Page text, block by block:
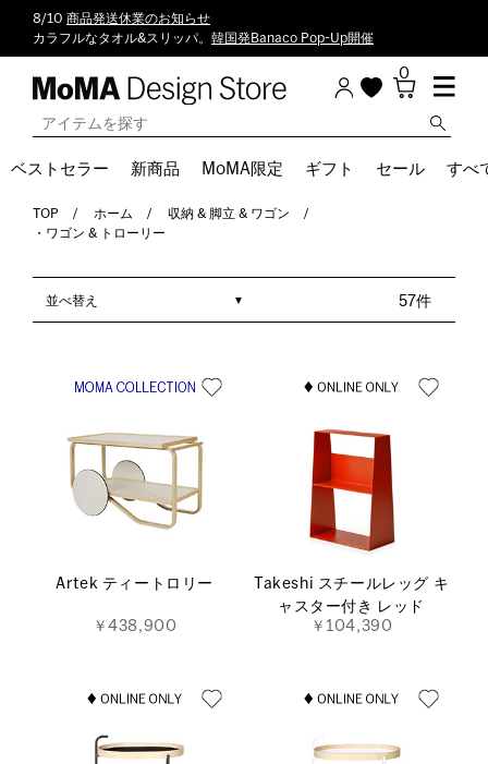
8/10 商品発送休業のお知らせ
カラフルなタオル&スリッパ。 韓国発Banaco Pop-Up開催
0
ベストセラー 新商品 MoMA限定 ギフト セール すべ
TOP ホーム
収納 & 脚立 & ワゴン
・ワゴン & トローリー
57件
並べ替え
Artek ティートロリー
￥438,900
Takeshi スチールレッグ キ
ャスター付き レッド
￥104,390